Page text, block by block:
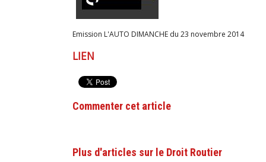
Emission L'AUTO DIMANCHE du 23 novembre 2014
LIEN
Commenter cet article
Plus d'articles sur le Droit Routier